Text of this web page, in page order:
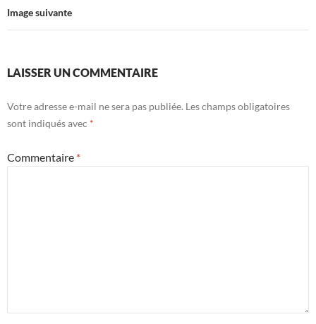
Image suivante
LAISSER UN COMMENTAIRE
Votre adresse e-mail ne sera pas publiée. Les champs obligatoires
sont indiqués avec *
Commentaire *